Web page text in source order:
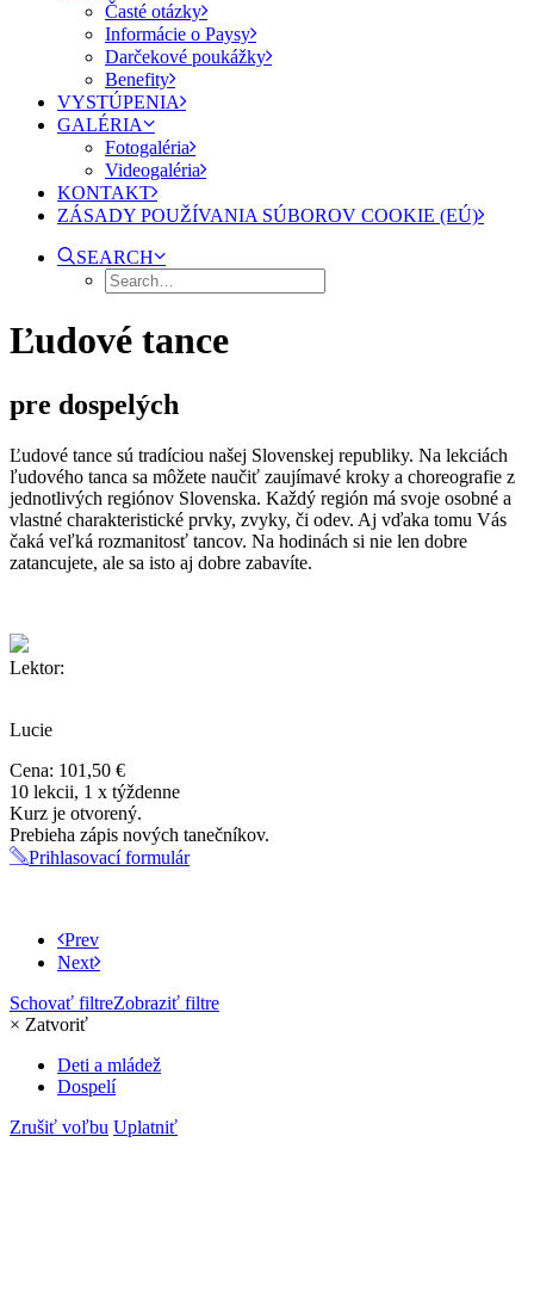
Časté otázky
Informácie o Paysy
Darčekové poukážky
Benefity
VYSTÚPENIA
GALÉRIA
Fotogaléria
Videogaléria
KONTAKT
ZÁSADY POUŽÍVANIA SÚBOROV COOKIE (EÚ)
SEARCH
Ľudové tance
pre dospelých
Ľudové tance sú tradíciou našej Slovenskej republiky. Na lekciách
ľudového tanca sa môžete naučiť zaujímavé kroky a choreografie z
jednotlivých regiónov Slovenska. Každý región má svoje osobné a
vlastné charakteristické prvky, zvyky, či odev. Aj vďaka tomu Vás
čaká veľká rozmanitosť tancov. Na hodinách si nie len dobre
zatancujete, ale sa isto aj dobre zabavíte.
Lektor:
Lucie
Cena: 101,50 €
10 lekcii, 1 x týždenne
Kurz je otvorený.
Prebieha zápis nových tanečníkov.
Prihlasovací formulár
Prev
Next
Schovať filtreZobraziť filtre
× Zatvoriť
Deti a mládež
Dospelí
Zrušiť voľbu Uplatniť